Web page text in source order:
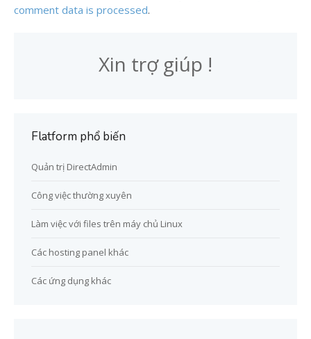
comment data is processed.
Xin trợ giúp !
Flatform phổ biến
Quản trị DirectAdmin
Công việc thường xuyên
Làm việc với files trên máy chủ Linux
Các hosting panel khác
Các ứng dụng khác